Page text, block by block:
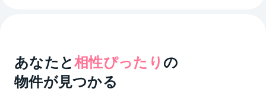
あなたと相性ぴったり の
物件が見つかる